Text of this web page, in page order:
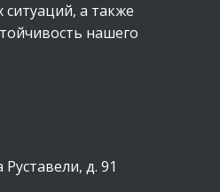
а также
нашего
д. 91